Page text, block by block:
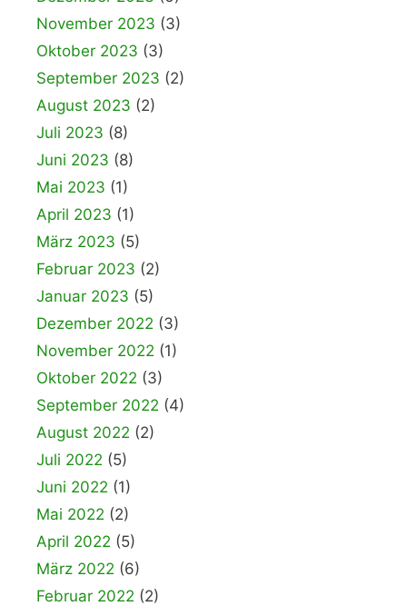
November 2023 (3)
Oktober 2023 (3)
September 2023 (2)
August 2023 (2)
Juli 2023 (8)
Juni 2023 (8)
Mai 2023 (1)
April 2023 (1)
März 2023 (5)
Februar 2023 (2)
Januar 2023 (5)
Dezember 2022 (3)
November 2022 (1)
Oktober 2022 (3)
September 2022 (4)
August 2022 (2)
Juli 2022 (5)
Juni 2022 (1)
Mai 2022 (2)
April 2022 (5)
März 2022 (6)
Februar 2022 (2)